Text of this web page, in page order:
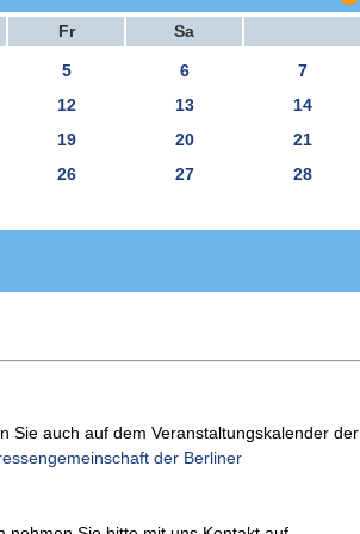
Fr Sa
5 6
7
12 13
14
19 20
21
26 27
28
Sie auch auf dem Veranstaltungskalender der
der Berliner